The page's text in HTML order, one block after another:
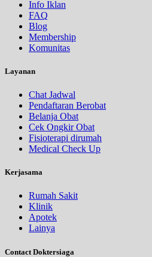
Info Iklan
FAQ
Blog
Membership
Komunitas
Layanan
Chat Jadwal
Pendaftaran Berobat
Belanja Obat
Cek Ongkir Obat
Fisioterapi dirumah
Medical Check Up
Kerjasama
Rumah Sakit
Klinik
Apotek
Lainya
Contact Doktersiaga